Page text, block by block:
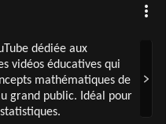
dédiée aux
vidéos éducatives qui
mathématiques de
grand public. Idéal pour